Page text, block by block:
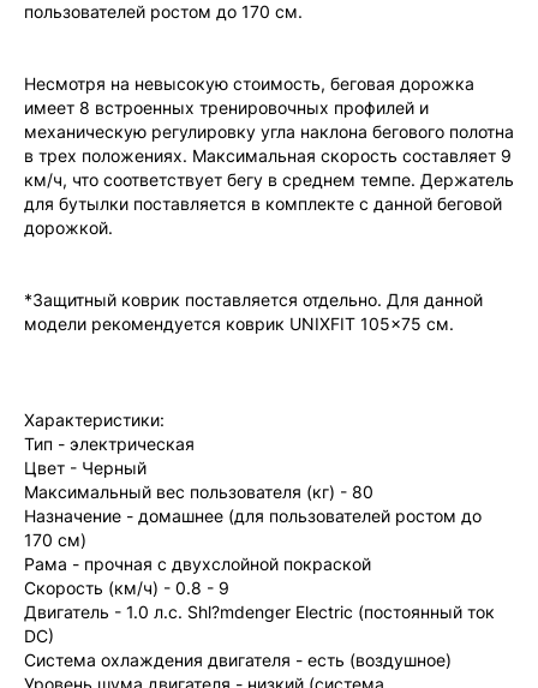
пользователей ростом до 170 см.
Несмотря на невысокую стоимость, беговая дорожка
имеет 8 встроенных тренировочных профилей и
механическую регулировку угла наклона бегового полотна
в трех положениях. Максимальная скорость составляет 9
км/ч, что соответствует бегу в среднем темпе. Держатель
для бутылки поставляется в комплекте с данной беговой
дорожкой.
*Защитный коврик поставляется отдельно. Для данной
модели рекомендуется коврик UNIXFIT 105x75 см.
Характеристики:
Тип - электрическая
Цвет - Черный
Максимальный вес пользователя (кг) - 80
Назначение - домашнее (для пользователей ростом до
170 см)
Рама - прочная с двухслойной покраской
Скорость (км/ч) - 0.8 - 9
Двигатель - 1.0 л.с. Shl?mdenger Electric (постоянный ток
DC)
Система охлаждения двигателя - есть (воздушное)
Уровень шума двигателя - низкий (система